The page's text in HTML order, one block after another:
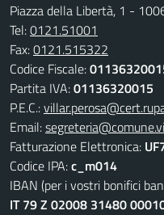
Piazza della Libertà, 1 -
Tel:0121.51001
Fax:0121.515322
Codice Fiscale:
Partita IVA:01136320015
P.E.C.:
Email:
Fatturazione Elettronica:
Codice IPA:c_m014
IBAN (per i vostri bonifici
IT 79 Z 02008 31480